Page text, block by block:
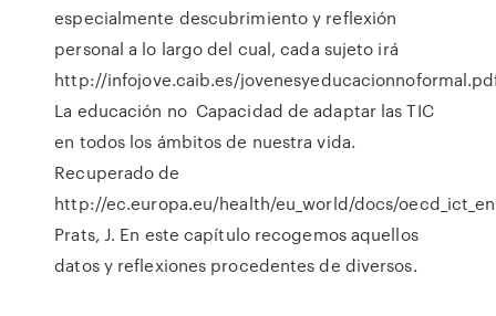
especialmente descubrimiento y reflexión
personal a lo largo del cual, cada sujeto irá
http://infojove.caib.es/
La educación no Capacidad de adaptar las TIC
en todos los ámbitos de nuestra vida.
Recuperado de
http://ec.europa.eu/health/eu_world/docs/
Prats, J. En este capítulo recogemos aquellos
datos y reflexiones procedentes de diversos.